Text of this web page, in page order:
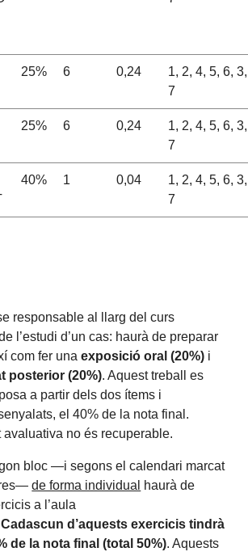
25% 6 0,24
1, 2, 4, 5, 6,
7
25% 6 0,24
1, 2, 4, 5, 6,
7
40% 1 0,04
1, 2, 4, 5, 6,
7
responsable al llarg del curs
l’estudi d’un cas: haurà de preparar
com fer unaexposició oral (20%) i
posterior (20%). Aquest treball es
a partir dels dos ítems i
el 40% de la nota final.
no és recuperable.
bloc —i segons el calendari marcat
de forma individual
haurà de
a l’aula
Cadascun d’aquests exercicis tindrà
de la nota final (total 50%). Aquests